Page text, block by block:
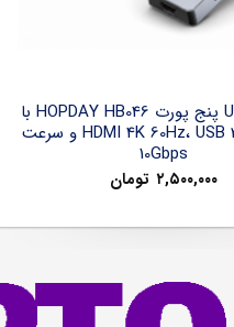
هاب USB-C پنج پورت HOPDAY HB046 با
خروجی HDMI 4K 60Hz، USB 3.2 و سرعت
10Gbps
۲,۵۰۰,۰۰۰ تومان